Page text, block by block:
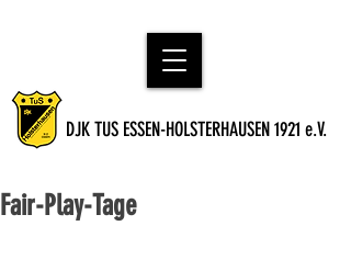
DJK TUS ESSEN-HOLSTERHAUSEN 1921 e.V.
Fair-Play-Tage